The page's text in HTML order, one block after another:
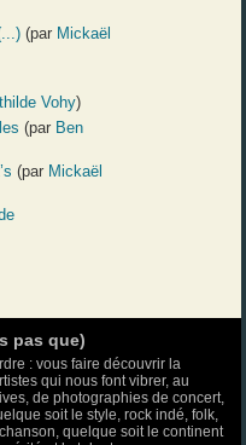
(par Mickaël
Vohy)
(par Ben
(par Mickaël
pas que)
: vous faire découvrir la
qui nous font vibrer, au
de photographies de concert,
soit le style, rock indé, folk,
quelque soit le continent